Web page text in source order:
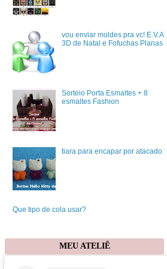
vou enviar moldes pra vc! E.V.A
3D de Natal e Fofuchas Planas
Sorteio Porta Esmaltes + 8
esmaltes Fashion
tiara para encapar por atacado
Que tipo de cola usar?
MEU ATELIÊ